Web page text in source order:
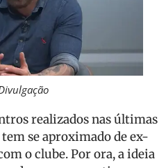
realizados nas últimas
tem se aproximado de ex-
o clube. Por ora, a ideia